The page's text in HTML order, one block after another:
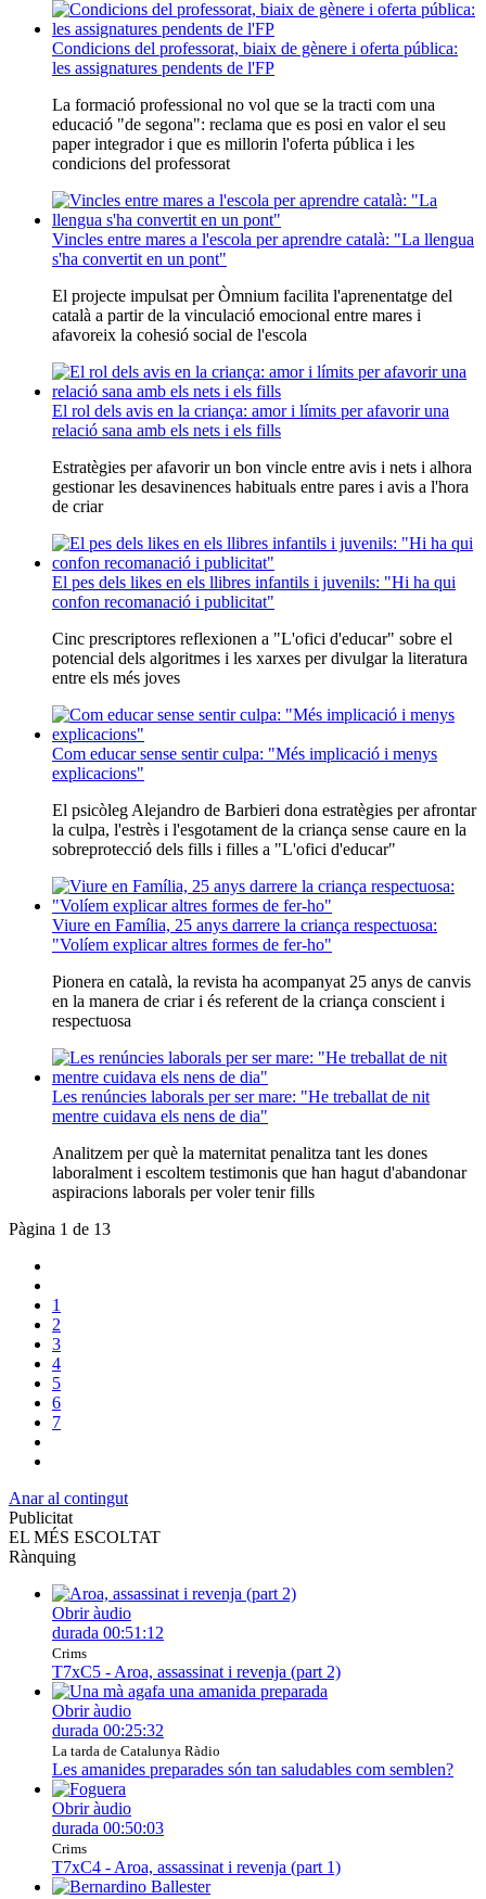
Condicions del professorat, biaix de gènere i oferta pública:
les assignatures pendents de l'FP
La formació professional no vol que se la tracti com una
educació "de segona": reclama que es posi en valor el seu
paper integrador i que es millorin l'oferta pública i les
condicions del professorat
Vincles entre mares a l'escola per aprendre català: "La llengua
s'ha convertit en un pont"
El projecte impulsat per Òmnium facilita l'aprenentatge del
català a partir de la vinculació emocional entre mares i
afavoreix la cohesió social de l'escola
El rol dels avis en la criança: amor i límits per afavorir una
relació sana amb els nets i els fills
Estratègies per afavorir un bon vincle entre avis i nets i alhora
gestionar les desavinences habituals entre pares i avis a l'hora
de criar
El pes dels likes en els llibres infantils i juvenils: "Hi ha qui
confon recomanació i publicitat"
Cinc prescriptores reflexionen a "L'ofici d'educar" sobre el
potencial dels algoritmes i les xarxes per divulgar la literatura
entre els més joves
Com educar sense sentir culpa: "Més implicació i menys
explicacions"
El psicòleg Alejandro de Barbieri dona estratègies per afrontar
la culpa, l'estrès i l'esgotament de la criança sense caure en la
sobreprotecció dels fills i filles a "L'ofici d'educar"
Viure en Família, 25 anys darrere la criança respectuosa:
"Volíem explicar altres formes de fer-ho"
Pionera en català, la revista ha acompanyat 25 anys de canvis
en la manera de criar i és referent de la criança conscient i
respectuosa
Les renúncies laborals per ser mare: "He treballat de nit
mentre cuidava els nens de dia"
Analitzem per què la maternitat penalitza tant les dones
laboralment i escoltem testimonis que han hagut d'abandonar
aspiracions laborals per voler tenir fills
Pàgina 1 de 13
1
2
3
4
5
6
7
Anar al contingut
Publicitat
EL MÉS ESCOLTAT
Rànquing
Obrir àudio
durada 00:51:12
Crims
T7xC5 - Aroa, assassinat i revenja (part 2)
Obrir àudio
durada 00:25:32
La tarda de Catalunya Ràdio
Les amanides preparades són tan saludables com semblen?
Obrir àudio
durada 00:50:03
Crims
T7xC4 - Aroa, assassinat i revenja (part 1)